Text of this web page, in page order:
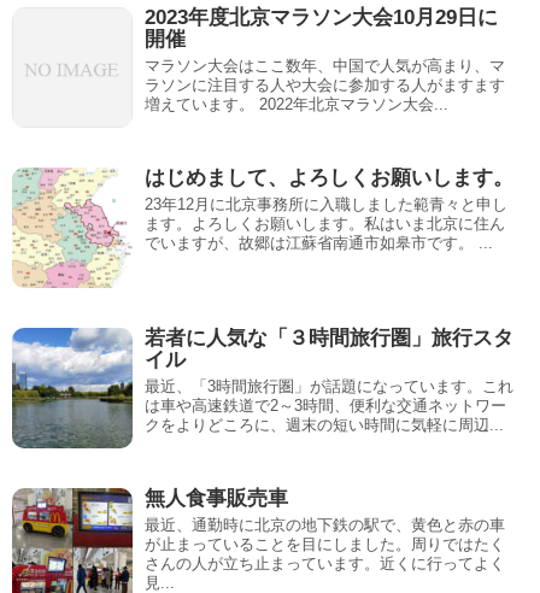
2023年度北京マラソン大会10月29日に
開催
マラソン大会はここ数年、中国で人気が高まり、マ
ラソンに注目する人や大会に参加する人がますます
増えています。 2022年北京マラソン大会...
はじめまして、よろしくお願いします。
23年12月に北京事務所に入職しました範青々と申し
ます。よろしくお願いします。私はいま北京に住ん
でいますが、故郷は江蘇省南通市如皋市です。 ...
若者に人気な「３時間旅行圏」旅行スタ
イル
最近、「3時間旅行圏」が話題になっています。これ
は車や高速鉄道で2～3時間、便利な交通ネットワー
クをよりどころに、週末の短い時間に気軽に周辺...
無人食事販売車
最近、通勤時に北京の地下鉄の駅で、黄色と赤の車
が止まっていることを目にしました。周りではたく
さんの人が立ち止まっています。近くに行ってよく
見...